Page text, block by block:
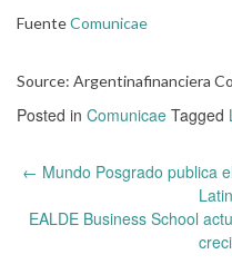
FuenteComunicae
Source: Argentinafinanciera
Posted in Comunicae Tagged
Post
← Mundo Posgrado publica
EALDE Business School